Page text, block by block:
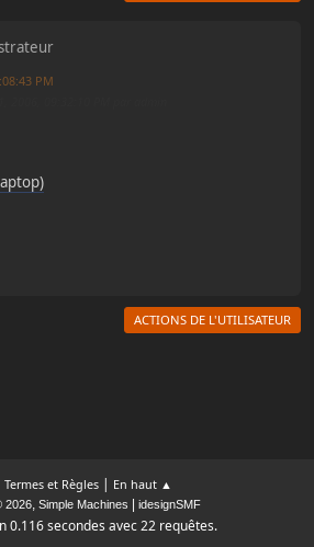
PM
ACTIONS DE L'UTILISATEUR
Termes et Règles| En haut ▲
2026, Simple Machines idesignSMF
0.116 secondes avec 22 requêtes.